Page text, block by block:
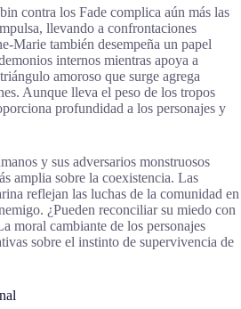
contra los Fade complica aún más las
llevando a confrontaciones
Marie también desempeña un papel
internos mientras apoya a
amoroso que surge agrega
Aunque lleva el peso de los tropos
profundidad a los personajes y
y sus adversarios monstruosos
amplia sobre la coexistencia. Las
reflejan las luchas de la comunidad en
¿Pueden reconciliar su miedo con
moral cambiante de los personajes
sobre el instinto de supervivencia de